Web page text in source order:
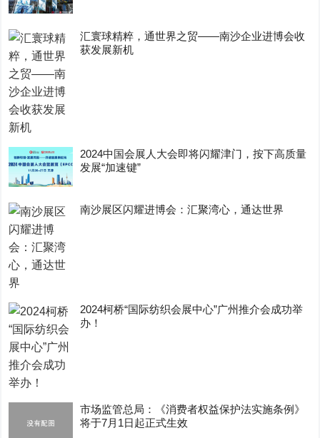
汇寰球精粹，通世界之贸——南沙企业进博会收
获发展新机
2024中国会展人大会即将闪耀津门，按下高质量
发展“加速键”
南沙展区闪耀进博会：汇聚湾心，通达世界
2024柯桥“国际纺织会展中心”广州推介会成功举
办！
市场监管总局：《消费者权益保护法实施条例》
将于7月1日起正式生效